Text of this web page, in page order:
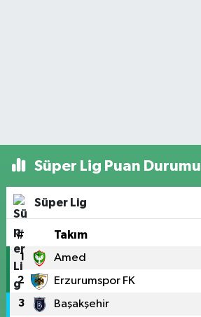
Süper Lig Puan Durumu
Süper Lig
# Takım
1 Amed
2 Erzurumspor FK
3 Başakşehir